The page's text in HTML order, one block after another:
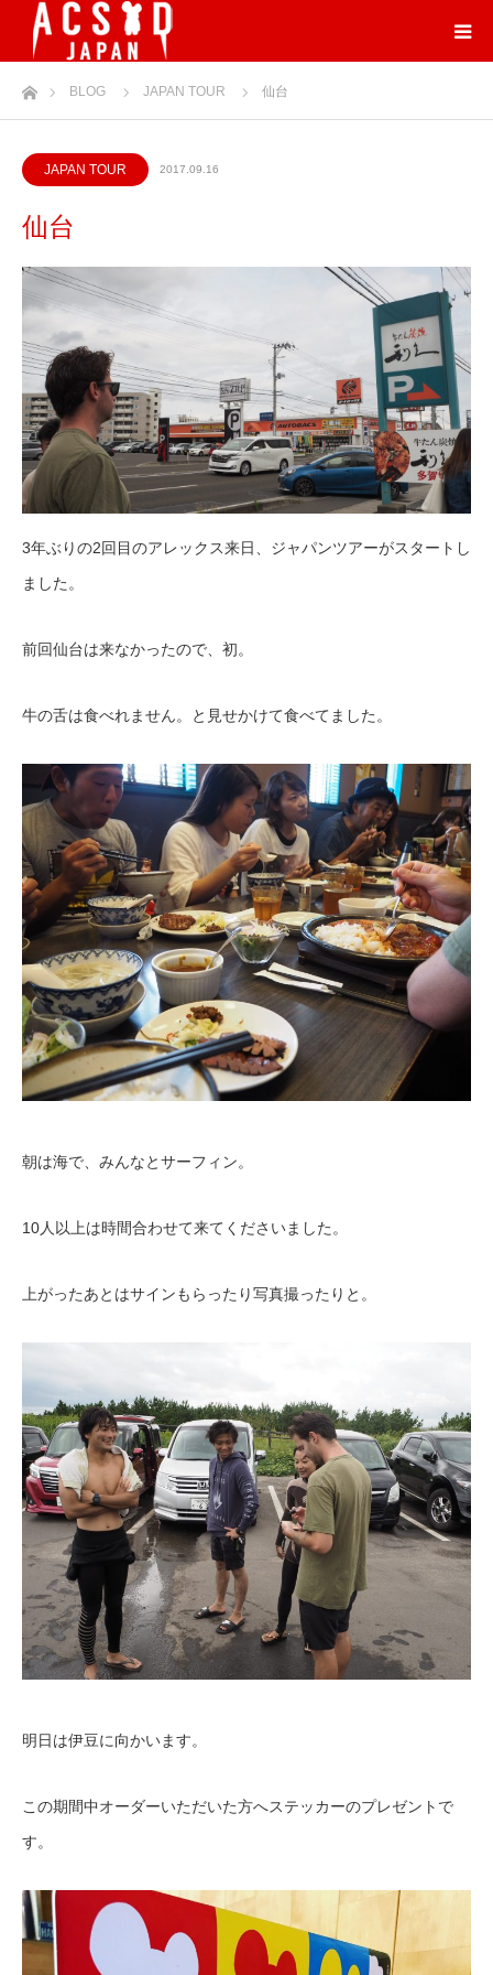
ホームBLOG JAPAN TOUR 仙台
JAPAN TOUR 2017.09.16
仙台
3年ぶりの2回目のアレックス来日、ジャパンツアーがスタートし
ました。
前回仙台は来なかったので、初。
牛の舌は食べれません。と見せかけて食べてました。
朝は海で、みんなとサーフィン。
10人以上は時間合わせて来てくださいました。
上がったあとはサインもらったり写真撮ったりと。
明日は伊豆に向かいます。
この期間中オーダーいただいた方へステッカーのプレゼントで
す。